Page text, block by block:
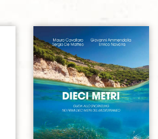
Aggiungi alla lista dei desideri